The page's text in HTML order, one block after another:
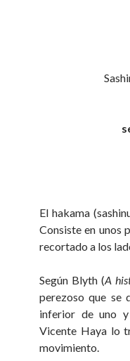
El hakama
Consiste en unos
recortado a los
Según Blyth (A
perezoso que se
inferior de uno y
Vicente Haya lo
movimiento.